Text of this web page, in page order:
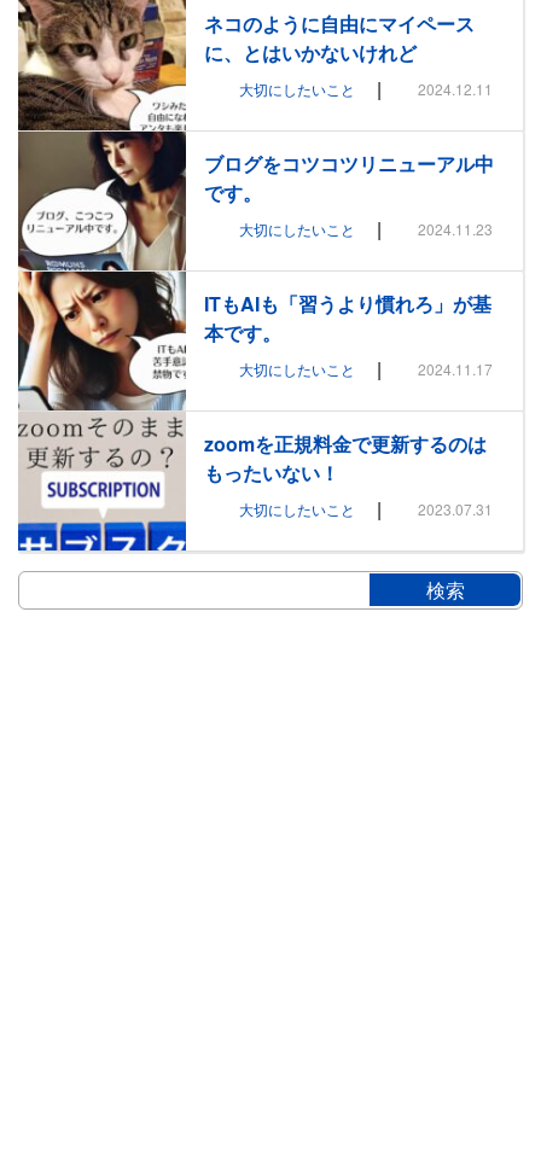
ネコのように自由にマイペース
に、とはいかないけれど
大切にしたいこと | 2024.12.11
ブログをコツコツリニューアル中
です。
大切にしたいこと | 2024.11.23
ITもAIも「習うより慣れろ」が基
本です。
大切にしたいこと | 2024.11.17
zoomを正規料金で更新するのは
もったいない！
大切にしたいこと | 2023.07.31